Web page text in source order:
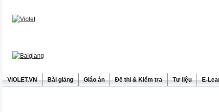
ViOLET.VN Bài giảng Giáo án Đề thi & Kiểm tra Tư liệu E-